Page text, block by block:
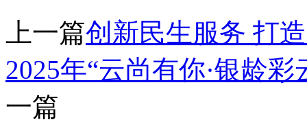
上一篇创新民生服务 打
2025年“云尚有你·银龄
一篇